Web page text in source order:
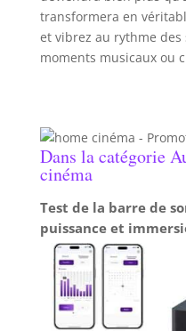
transformera en
et vibrez au rythme des
moments musicaux ou
Dans la catégorie
cinéma
Test de la barre de
puissance et